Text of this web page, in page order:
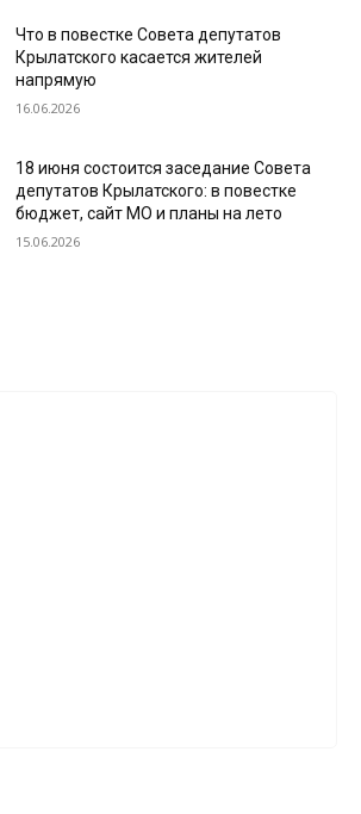
Что в повестке Совета депутатов
Крылатского касается жителей
напрямую
16.06.2026
18 июня состоится заседание Совета
депутатов Крылатского: в повестке
бюджет, сайт МО и планы на лето
15.06.2026